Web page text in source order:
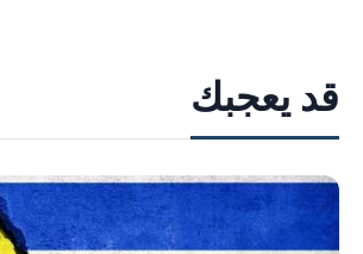
قد يعجبك